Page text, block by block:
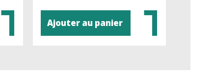
Ajouter au panier